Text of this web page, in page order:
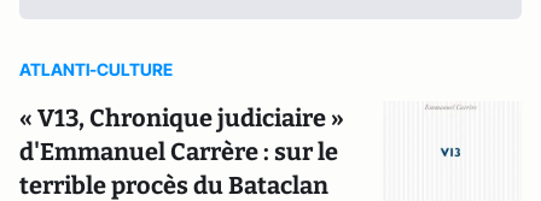
ATLANTI-CULTURE
« V13, Chronique judiciaire »
d'Emmanuel Carrère : sur le
terrible procès du Bataclan